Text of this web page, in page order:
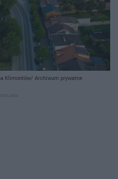
Klimontów/ Archiwum prywatne